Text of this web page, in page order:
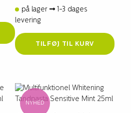
på lager
1-3 dages
levering
TILFØJ TIL KURV
NYHED